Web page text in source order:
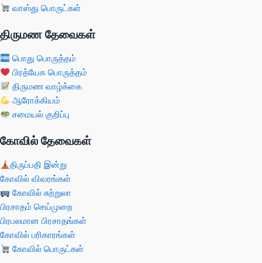
வாஸ்து பொருட்கள்
திருமண தேவைகள்
பொது பொருத்தம்
பிரத்யேக பொருத்தம்
திருமண வாழ்க்கை
ஆரோக்கியம்
சமையல் குறிப்பு
கோவில் தேவைகள்
திருப்பதி இன்று
கோவில் விவரங்கள்
கோவில் சுற்றுலா
பிரசாதம் செய்முறை
பிரபலமான பிரசாதங்கள்
கோவில் பரிகாரங்கள்
கோவில் பொருட்கள்